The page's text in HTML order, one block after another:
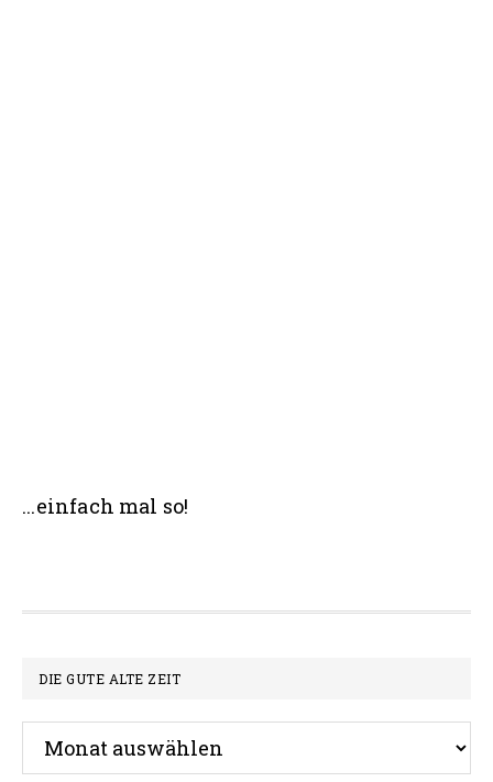
Seitenspalte
...einfach mal so!
Footer
DIE GUTE ALTE ZEIT
Die
gute